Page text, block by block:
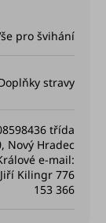
pro švihání
stravy
třída
Nový Hradec
e-mail:
Kilingr 776
153 366